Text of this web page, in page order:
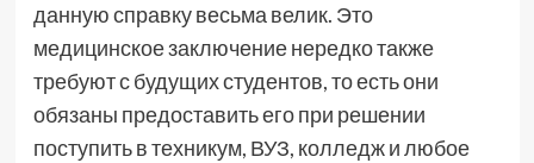
данную справку весьма велик. Это
медицинское заключение нередко также
требуют с будущих студентов, то есть они
обязаны предоставить его при решении
поступить в техникум, ВУЗ, колледж и любое